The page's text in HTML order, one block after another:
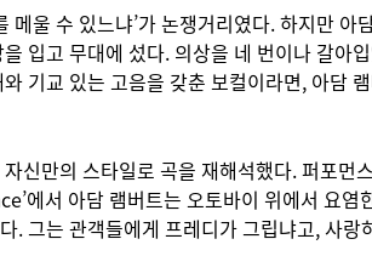
울 수 있느냐’가 논쟁거리였다. 하지만
입고 무대에 섰다. 의상을 네 번이나 갈
기교 있는 고음을 갖춘 보컬이라면, 아담
신만의 스타일로 곡을 재해석했다. 퍼포
에서 아담 램버트는 오토바이 위에서 요
. 그는 관객들에게 프레디가 그립냐고, 사